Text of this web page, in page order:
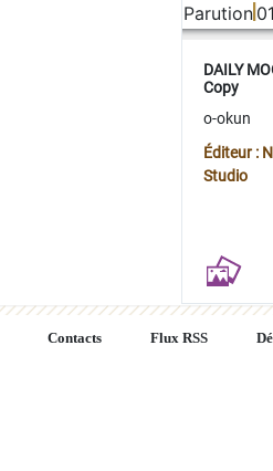
Parution
DAILY
Copy
o-okun
Éditeur :
Studio
Contacts Flux RSS